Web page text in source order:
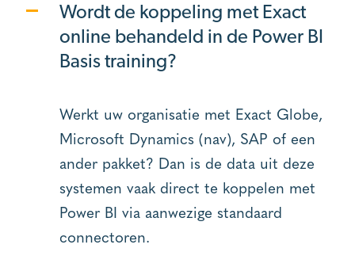
Wordt de koppeling met Exact
online behandeld in de Power BI
Basis training?
Werkt uw organisatie met Exact Globe,
Microsoft Dynamics (nav), SAP of een
ander pakket? Dan is de data uit deze
systemen vaak direct te koppelen met
Power BI via aanwezige standaard
connectoren.